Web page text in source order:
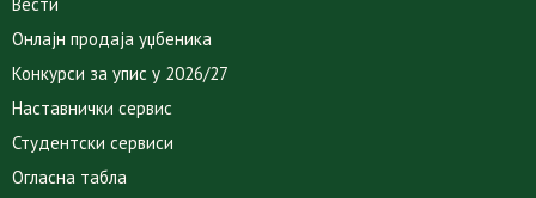
Онлајн продаја уџбеника
Конкурси за упис у 2026/27
Наставнички сервис
Студентски сервиси
Огласна табла